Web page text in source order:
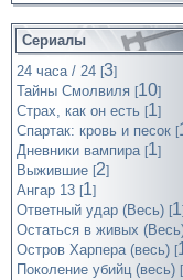
Сериалы
24 часа / 24 [3]
Тайны Смолвиля [10]
Страх, как он есть [1]
Спартак: кровь и песок [
Дневники вампира [1]
Выжившие [2]
Ангар 13 [1]
Ответный удар (Весь) [1]
Остаться в живых
Остров Харпера (весь) [
Поколение убийц (весь) [